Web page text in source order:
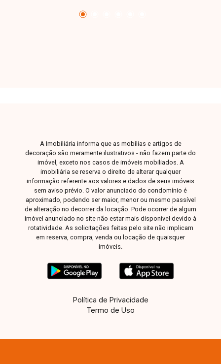
empreendimento conta ainda com exclusivas
churrasqueira. Sua arquitetura contemporânea,
ambientes harmoniosos e acabamento refinado
transformam o empreendimento em uma
verdadeira experiência de morar bem. Entre em
contato para mais informações e conheça o
Akoya Colina, um empreendimento exclusivo
que redefine o conceito de alto padrão em
Uberlândia.
A Imobiliária informa que as mobílias e artigos de
decoração são meramente ilustrativos - não fazem parte do
imóvel, exceto nos casos de imóveis mobiliados. A
imobiliária se reserva o direito de alterar qualquer
informação referente aos valores e dados de seus imóveis
sem aviso prévio. O valor anunciado do condomínio é
aproximado, podendo ser maior, menor ou mesmo passível
de alteração no decorrer da locação. Pode ocorrer de algum
imóvel anunciado no site não estar mais disponível devido à
rotatividade. As solicitações feitas pelo site não implicam
em reserva, compra, venda ou locação de quaisquer
imóveis.
Política de Privacidade
Termo de Uso